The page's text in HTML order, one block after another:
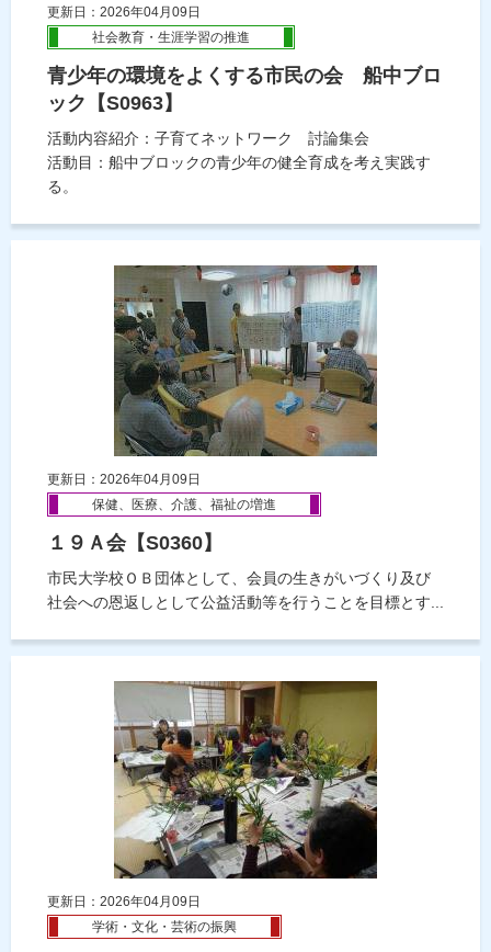
更新日：2026年04月09日
社会教育・生涯学習の推進
青少年の環境をよくする市民の会 船中ブロ
ック【S0963】
活動内容紹介：子育てネットワーク 討論集会
活動目：船中ブロックの青少年の健全育成を考え実践す
る。
更新日：2026年04月09日
保健、医療、介護、福祉の増進
１９Ａ会【S0360】
市民大学校ＯＢ団体として、会員の生きがいづくり及び
社会への恩返しとして公益活動等を行うことを目標とす...
更新日：2026年04月09日
学術・文化・芸術の振興